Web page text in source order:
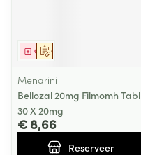
Op voorschrift
Geneesmiddel
Menarini
Bellozal 20mg Filmomh Tabl
30 X 20mg
€ 8,66
Reserveer